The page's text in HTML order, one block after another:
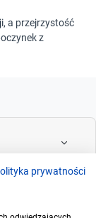
a przejrzystość
z
prywatności